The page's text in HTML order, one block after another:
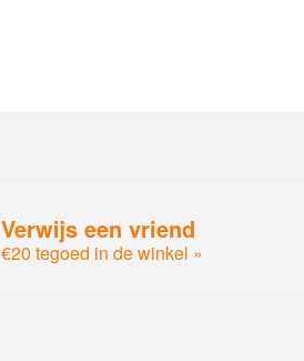
Verwijs een vriend
€20 tegoed in de winkel »